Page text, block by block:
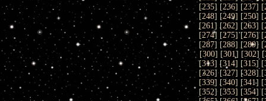
[235] [236] [237] [
[248] [249] [250] [
[261] [262] [263] [
[274] [275] [276] [
[287] [288] [289] [
[300] [301] [302] [
[313] [314] [315] [
[326] [327] [328] [
[339] [340] [341] [
[352] [353] [354] [